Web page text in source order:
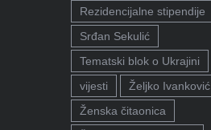
Rezidencijalne stipendije
Srđan Sekulić
Tematski blok o Ukrajini
vijesti
Željko Ivanković
Ženska čitaonica